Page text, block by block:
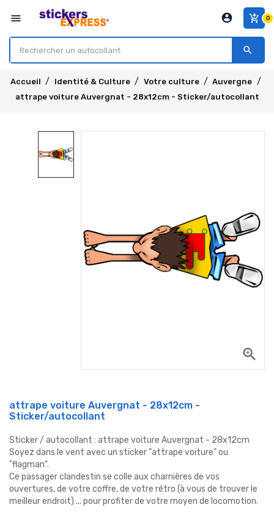
menu add_shopping_cart 0
account_circle
search
Accueil Identité & Culture Votre culture
Auvergne
attrape voiture Auvergnat - 28x12cm - Sticker/autocollant
zoom_in
attrape voiture Auvergnat - 28x12cm -
Sticker/autocollant
Sticker / autocollant : attrape voiture Auvergnat - 28x12cm
Soyez dans le vent avec un sticker "attrape voiture" ou
"flagman".
Ce passager clandestin se colle aux charnières de vos
ouvertures, de votre coffre, de votre rétro (à vous de trouver le
meilleur endroit) ... pour profiter de votre moyen de locomotion.